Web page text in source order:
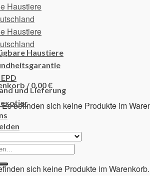
/0,00€
Es befinden sich keine Produkte im
sich keine Produkte im Warenkorb.
Haustiere
und Lieferung
exotier